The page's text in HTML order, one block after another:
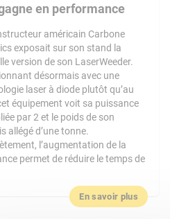
en performance
américain Carbone
exposait sur son stand la
version de son LaserWeeder.
désormais avec une
laser à diode plutôt qu’au
équipement voit sa puissance
par 2 et le poids de son
allégé d’une tonne.
l’augmentation de la
permet de réduire le temps de
En savoir plus